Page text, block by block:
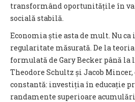
transformând oportunitățile în
socială stabilă.
Economia știe asta de mult. Nu
regularitate măsurată. De la
formulată de Gary Becker până
Theodore Schultz și Jacob
constantă: investiția în educație
randamente superioare